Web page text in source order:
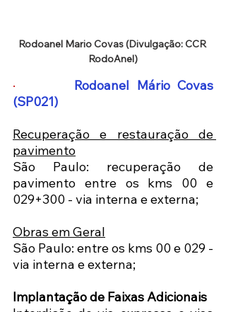
Rodoanel Mario Covas (Divulgação: CCR
RodoAnel)
·
Rodoanel Mário Covas
(SP021)
Recuperação e restauração de
pavimento
São Paulo: recuperação de
pavimento entre os kms 00 e
029+300 - via interna e externa;
Obras em Geral
São Paulo: entre os kms 00 e 029 -
via interna e externa;
Implantação de Faixas Adicionais